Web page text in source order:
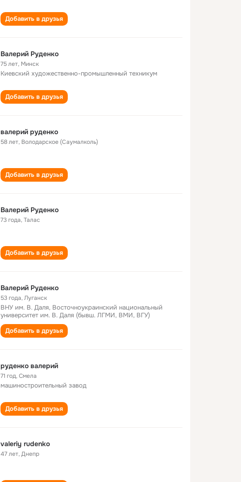
Добавить в друзья
Валерий Руденко
75 лет, Минск
Киевский художественно-промышленный техникум
Добавить в друзья
валерий руденко
58 лет, Володарское (Саумалколь)
Добавить в друзья
Валерий Руденко
73 года,Талас
Добавить в друзья
Валерий Руденко
53 года,Луганск
ВНУ им. В. Даля, Восточноукраинский национальный
университет им. В. Даля (бывш. ЛГМИ, ВМИ, ВГУ)
Добавить в друзья
руденко валерий
71 год,Cмела
машиностроительный завод
Добавить в друзья
valeriy rudenko
47 лет,Днепр